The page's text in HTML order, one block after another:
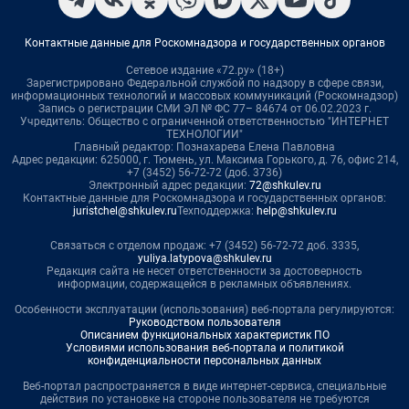
Контактные данные для Роскомнадзора и государственных органов
Сетевое издание «72.ру» (18+)
Зарегистрировано Федеральной службой по надзору в сфере связи,
информационных технологий и массовых коммуникаций (Роскомнадзор)
Запись о регистрации СМИ ЭЛ № ФС 77– 84674 от 06.02.2023 г.
Учредитель: Общество с ограниченной ответственностью "ИНТЕРНЕТ
ТЕХНОЛОГИИ"
Главный редактор: Познахарева Елена Павловна
Адрес редакции: 625000, г. Тюмень, ул. Максима Горького, д. 76, офис 214,
+7 (3452) 56-72-72 (доб. 3736)
Электронный адрес редакции: 72@shkulev.ru
Контактные данные для Роскомнадзора и государственных органов:
juristchel@shkulev.ruТехподдержка: help@shkulev.ru
Связаться с отделом продаж: +7 (3452) 56-72-72 доб. 3335,
yuliya.latypova@shkulev.ru
Редакция сайта не несет ответственности за достоверность
информации, содержащейся в рекламных объявлениях.
Особенности эксплуатации (использования) веб-портала регулируются:
Руководством пользователя
Описанием функциональных характеристик ПО
Условиями использования веб-портала и политикой
конфиденциальности персональных данных
Веб-портал распространяется в виде интернет-сервиса, специальные
действия по установке на стороне пользователя не требуются